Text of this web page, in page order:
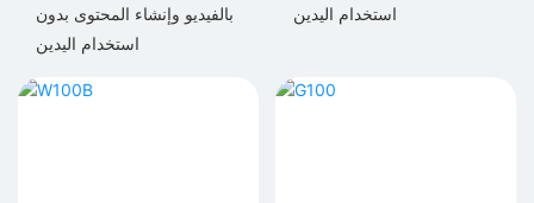
بالفيديو وإنشاء المحتوى بدون
استخدام اليدين
استخدام اليدين